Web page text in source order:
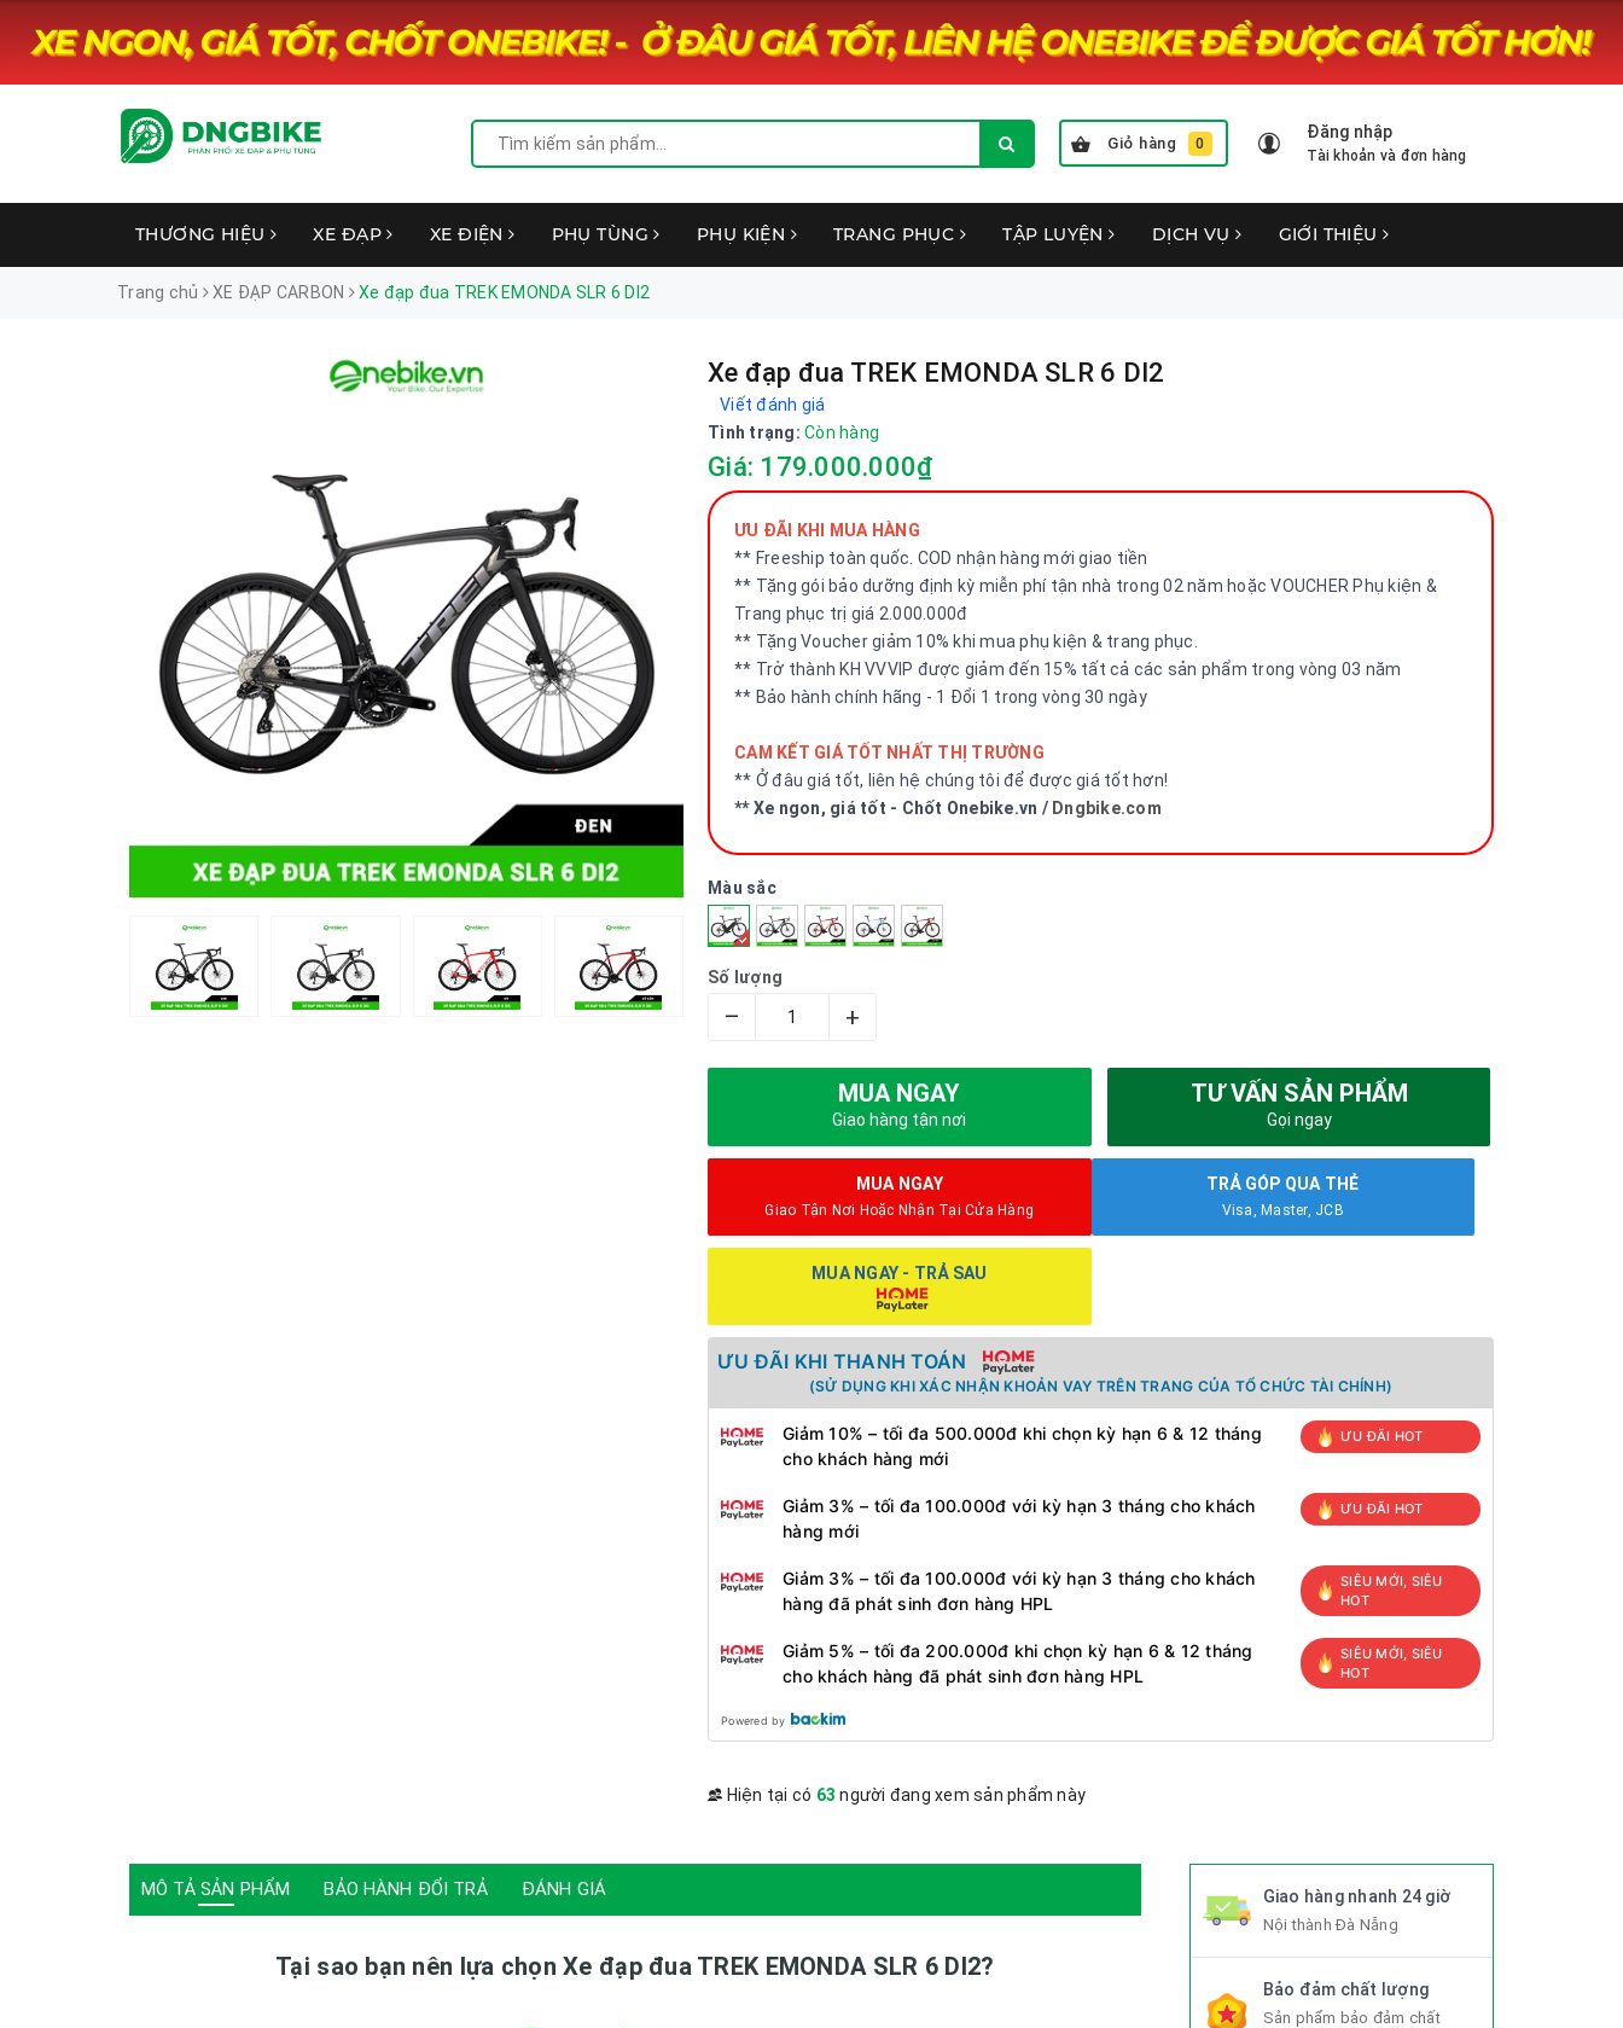
Giỏ hàng 0
Đăng nhập
Tài khoản và đơn hàng
THƯƠNG HIỆU XE ĐẠP XE ĐIỆN PHỤ TÙNG PHỤ KIỆN TRANG PHỤC TẬP LUYỆN DỊCH VỤ GIỚI THIỆU
Trang chủ XE ĐẠP CARBON Xe đạp đua TREK EMONDA SLR 6 DI2
Xe đạp đua TREK EMONDA SLR 6 DI2
Viết đánh giá
Tình trạng: Còn hàng
Giá: 179.000.000₫
ƯU ĐÃI KHI MUA HÀNG
** Freeship toàn quốc. COD nhận hàng mới giao tiền
** Tặng gói bảo dưỡng định kỳ miễn phí tận nhà trong 02 năm hoặc VOUCHER Phụ kiện &
Trang phục trị giá 2.000.000đ
** Tặng Voucher giảm 10% khi mua phụ kiện & trang phục.
** Trở thành KH VVVIP được giảm đến 15% tất cả các sản phẩm trong vòng 03 năm
** Bảo hành chính hãng - 1 Đổi 1 trong vòng 30 ngày
CAM KẾT GIÁ TỐT NHẤT THỊ TRƯỜNG
** Ở đâu giá tốt, liên hệ chúng tôi để được giá tốt hơn!
** Xe ngon, giá tốt - Chốt Onebike.vn / Dngbike.com
Màu sắc
Số lượng
– +
MUA NGAY
Giao hàng tận nơi
TƯ VẤN SẢN PHẨM
Gọi ngay
MUA NGAY
Giao Tận Nơi Hoặc Nhận Tại Cửa Hàng
TRẢ GÓP QUA THẺ
Visa, Master, JCB
MUA NGAY - TRẢ SAU
ƯU ĐÃI KHI THANH TOÁN
(SỬ DỤNG KHI XÁC NHẬN KHOẢN VAY TRÊN TRANG CỦA TỔ CHỨC TÀI CHÍNH)
Giảm 10% – tối đa 500.000đ khi chọn kỳ hạn 6 & 12 tháng
cho khách hàng mới
ƯU ĐÃI HOT
Giảm 3% – tối đa 100.000đ với kỳ hạn 3 tháng cho khách
hàng mới
ƯU ĐÃI HOT
Giảm 3% – tối đa 100.000đ với kỳ hạn 3 tháng cho khách
hàng đã phát sinh đơn hàng HPL
SIÊU MỚI, SIÊU
HOT
Giảm 5% – tối đa 200.000đ khi chọn kỳ hạn 6 & 12 tháng
cho khách hàng đã phát sinh đơn hàng HPL
SIÊU MỚI, SIÊU
HOT
Powered by
Hiện tại có 63 người đang xem sản phẩm này
MÔ TẢ SẢN PHẨM BẢO HÀNH ĐỔI TRẢ ĐÁNH GIÁ
Tại sao bạn nên lựa chọn Xe đạp đua TREK EMONDA SLR 6 DI2?
Giao hàng nhanh 24 giờ
Nội thành Đà Nẵng
Bảo đảm chất lượng
Sản phẩm bảo đảm chất